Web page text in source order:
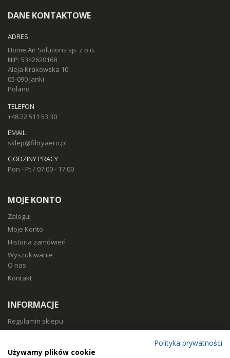
DANE KONTAKTOWE
ADRES
Home Air Solutions sp. z o.o.
NIP: 5342620168
Aleja Krakowska 10
05-090 Janki
Poland
TELEFON
+48 22 511 53 30
EMAIL
sklep@filtryaero.pl
GODZINY PRACY
Pon - Pt / 07:00 - 17:00
MOJE KONTO
Zaloguj
Moje Konto
Historia zamówień
Wyszukiwanie
O nas
Kontakt
INFORMACJE
Regulamin sklepu
Polityka prywatności
Używamy plików cookie